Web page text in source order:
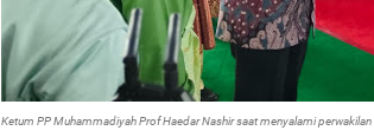
Ketum PP Muhammadiyah Prof Haedar Nashir saat menyalami